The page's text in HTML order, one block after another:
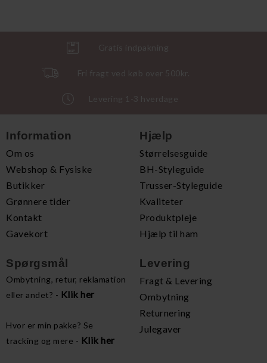
Gratis indpakning
Fri fragt ved køb over 500kr.
Levering 1-3 hverdage
Information
Om os
Webshop & Fysiske
Butikker
Grønnere tider
Kontakt
Gavekort
Hjælp
Størrelsesguide
BH-Styleguide
Trusser-Styleguide
Kvaliteter
Produktpleje
Hjælp til ham
Spørgsmål
Ombytning, retur, reklamation
eller andet? - Klik her
Hvor er min pakke? Se
tracking og mere - Klik her
Levering
Fragt & Levering
Ombytning
Returnering
Julegaver